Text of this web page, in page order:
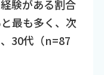
験がある割合
最も多く、次
30代（n=87